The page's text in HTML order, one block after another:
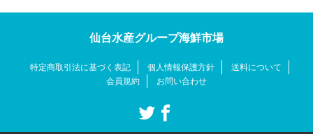
仙台水産グループ海鮮市場
特定商取引法に基づく表記 個人情報保護方針
送料について
会員規約
お問い合わせ